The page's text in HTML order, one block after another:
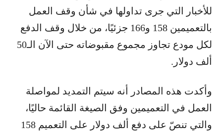
للأخبار التي جرى تداولها في شأن وقف العمل
بالتعميمين 158 و166 جزئيًا، من خلال وقف الدفع
لكل مودع تجاوز مجموع مقبوضاته حتى الآن الـ50
ألف دولار.
وأكدت هذه المصادر أنه سيتم التمديد لمواصلة
العمل في التعميمين وفق الصيغة القائمة حاليًا،
والتي تنصّ على دفع ألف دولار على التعميم 158